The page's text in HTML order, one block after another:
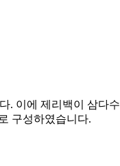
이에 제리백이 삼다
구성하였습니다.